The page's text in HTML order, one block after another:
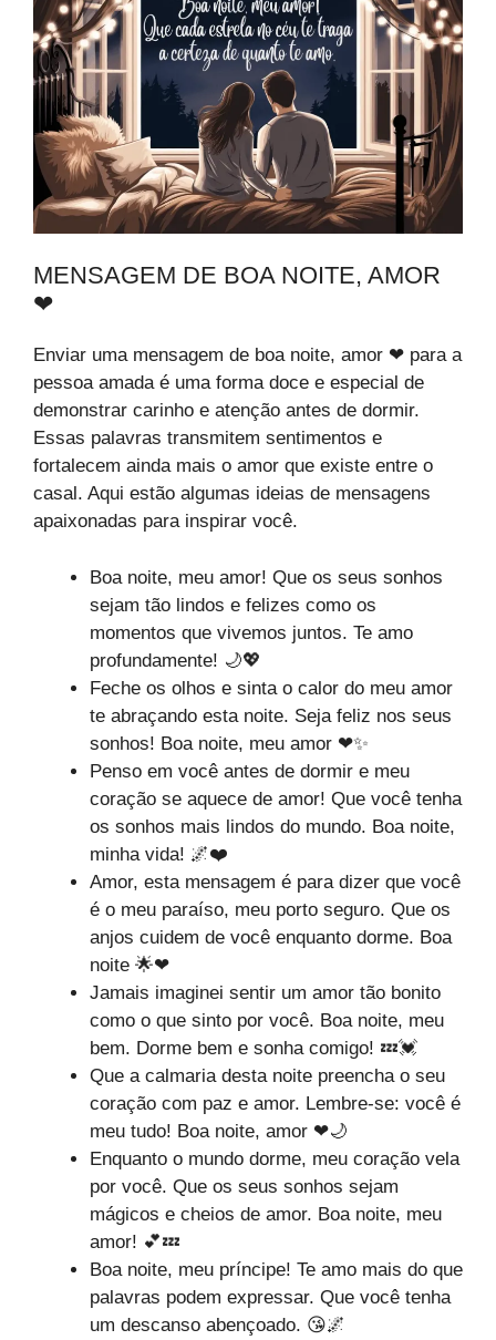
MENSAGEM DE BOA NOITE, AMOR
❤
Enviar uma mensagem de boa noite, amor ❤ para a
pessoa amada é uma forma doce e especial de
demonstrar carinho e atenção antes de dormir.
Essas palavras transmitem sentimentos e
fortalecem ainda mais o amor que existe entre o
casal. Aqui estão algumas ideias de mensagens
apaixonadas para inspirar você.
Boa noite, meu amor! Que os seus sonhos
sejam tão lindos e felizes como os
momentos que vivemos juntos. Te amo
profundamente! 🌙💖
Feche os olhos e sinta o calor do meu amor
te abraçando esta noite. Seja feliz nos seus
sonhos! Boa noite, meu amor ❤✨
Penso em você antes de dormir e meu
coração se aquece de amor! Que você tenha
os sonhos mais lindos do mundo. Boa noite,
minha vida! 🌌❤️
Amor, esta mensagem é para dizer que você
é o meu paraíso, meu porto seguro. Que os
anjos cuidem de você enquanto dorme. Boa
noite 🌟❤
Jamais imaginei sentir um amor tão bonito
como o que sinto por você. Boa noite, meu
bem. Dorme bem e sonha comigo! 💤💓
Que a calmaria desta noite preencha o seu
coração com paz e amor. Lembre-se: você é
meu tudo! Boa noite, amor ❤🌙
Enquanto o mundo dorme, meu coração vela
por você. Que os seus sonhos sejam
mágicos e cheios de amor. Boa noite, meu
amor! 💕💤
Boa noite, meu príncipe! Te amo mais do que
palavras podem expressar. Que você tenha
um descanso abençoado. 😘🌌